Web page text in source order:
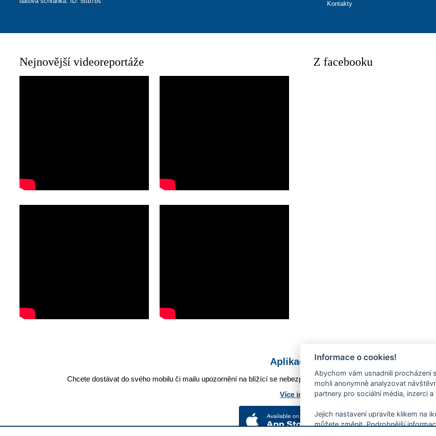
Kontakty
Nejnovější videoreportáže Z facebooku
Aplikace Mobilní rozhlas
Chcete dostávat do svého mobilu či mailu upozornění na blížící se nebezpečí, odstávky, poruchy a výpadky
Více informací o aplikaci
Informace o cookies!
Abychom vám usnadnili procházení
mohli anonymně analyzovat
partnery pro sociální média, inzerci a
Jejich nastavení upravíte klikem na
můžete změnit. Podrobnější